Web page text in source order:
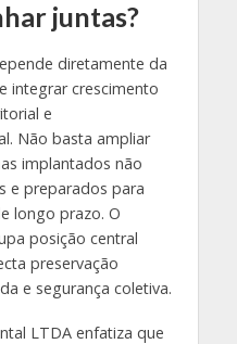
juntas?
diretamente da
integrar crescimento
e
Não basta ampliar
implantados não
e preparados para
longo prazo. O
posição central
preservação
e segurança coletiva.
LTDA enfatiza que